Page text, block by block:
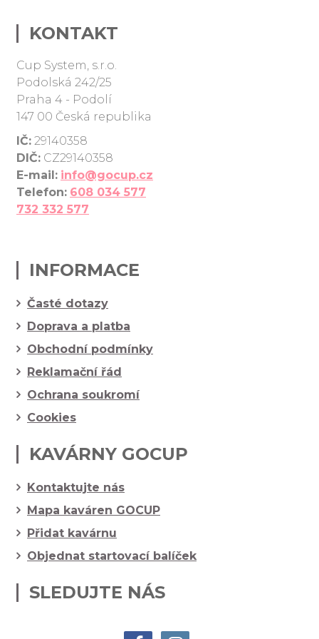
ho
sdílet
s
přáteli
na
Facebooku
a
jiných
sociálních
sítích.
KONTAKT
Cup System, s.r.o.
Podolská 242/25
Praha 4 - Podolí
147 00 Česká republika
IČ: 29140358
DIČ: CZ29140358
E-mail: info@gocup.cz
Telefon: 608 034 577
732 332 577
INFORMACE
Časté dotazy
Doprava a platba
Obchodní podmínky
Reklamační řád
Ochrana soukromí
Cookies
KAVÁRNY GOCUP
Kontaktujte nás
Mapa kaváren GOCUP
Přidat kavárnu
Objednat startovací balíček
SLEDUJTE NÁS